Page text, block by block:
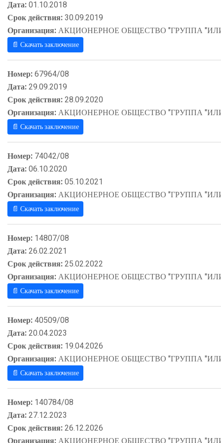
Дата:01.10.2018
Срок действия:30.09.2019
Организация:АКЦИОНЕРНОЕ ОБЩЕСТВО "ГРУППА
📄 Скачать заключение
Номер:67964/08
Дата:29.09.2019
Срок действия:28.09.2020
Организация:АКЦИОНЕРНОЕ ОБЩЕСТВО "ГРУППА
📄 Скачать заключение
Номер: 74042/08
Дата:06.10.2020
Срок действия:05.10.2021
Организация:АКЦИОНЕРНОЕ ОБЩЕСТВО "ГРУППА
📄 Скачать заключение
Номер: 14807/08
Дата:26.02.2021
Срок действия:25.02.2022
Организация:АКЦИОНЕРНОЕ ОБЩЕСТВО "ГРУППА
📄 Скачать заключение
Номер:40509/08
Дата:20.04.2023
Срок действия: 19.04.2026
Организация:АКЦИОНЕРНОЕ ОБЩЕСТВО "ГРУППА
📄 Скачать заключение
Номер: 140784/08
Дата:27.12.2023
Срок действия:26.12.2026